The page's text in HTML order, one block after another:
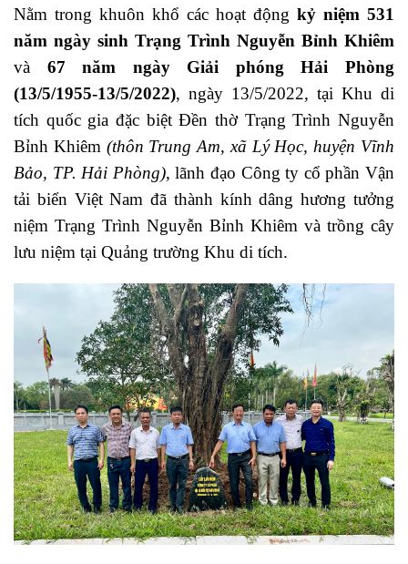
Nằm trong khuôn khổ các hoạt động kỷ niệm 531
năm ngày sinh Trạng Trình Nguyễn Bỉnh Khiêm
và 67 năm ngày Giải phóng Hải Phòng
(13/5/1955‑13/5/2022), ngày 13/5/2022, tại Khu di
tích quốc gia đặc biệt Đền thờ Trạng Trình Nguyễn
Bỉnh Khiêm (thôn Trung Am, xã Lý Học, huyện Vĩnh
Bảo, TP. Hải Phòng), lãnh đạo Công ty cổ phần Vận
tải biển Việt Nam đã thành kính dâng hương tưởng
niệm Trạng Trình Nguyễn Bỉnh Khiêm và trồng cây
lưu niệm tại Quảng trường Khu di tích.